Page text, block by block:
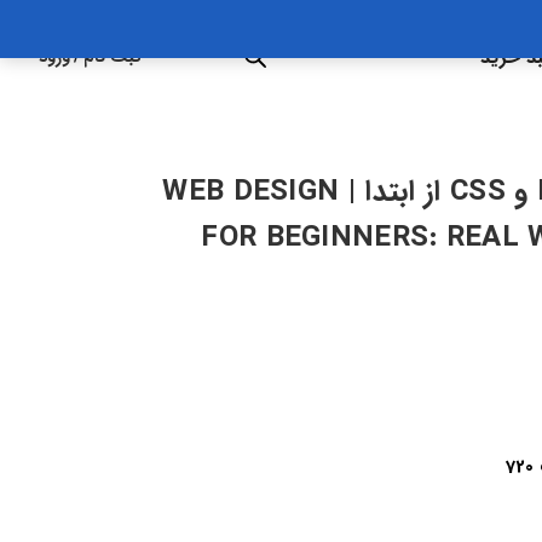
خرید ثبت نام/ورود
آموزش طراحی سایت با HTML و CSS از ابتدا | WEB DESIGN
FOR BEGINNERS: